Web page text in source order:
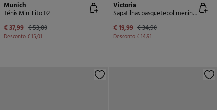
Munich
Ténis Mini Lito 02
€ 37,99 € 53,00
Desconto€ 15,01
Victoria
Sapatilhas basquetebol meninos
€ 19,99 € 34,90
Desconto€ 14,91